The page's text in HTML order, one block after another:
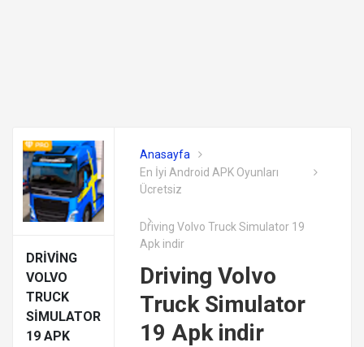
DRIVING
VOLVO
TRUCK
SIMULATOR
19 APK
Anasayfa
En İyi Android APK Oyunları
Ücretsiz
Driving Volvo Truck Simulator 19
Apk indir
Driving Volvo
Truck Simulator
19 Apk indir